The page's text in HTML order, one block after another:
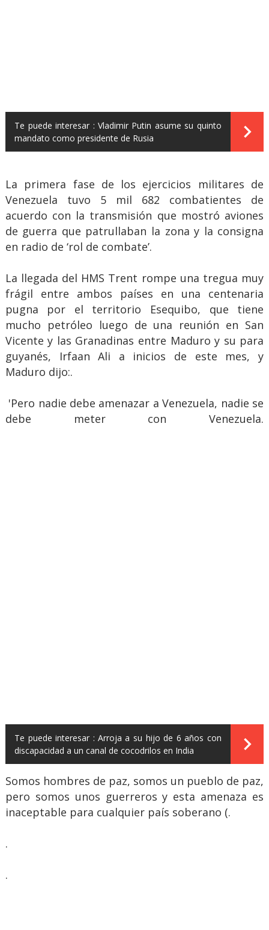
Te puede interesar : Vladimir Putin asume su quinto
mandato como presidente de Rusia
La primera fase de los ejercicios militares de
Venezuela tuvo 5 mil 682 combatientes de
acuerdo con la transmisión que mostró aviones
de guerra que patrullaban la zona y la consigna
en radio de ‘rol de combate’.
La llegada del HMS Trent rompe una tregua muy
frágil entre ambos países en una centenaria
pugna por el territorio Esequibo, que tiene
mucho petróleo luego de una reunión en San
Vicente y las Granadinas entre Maduro y su para
guyanés, Irfaan Ali a inicios de este mes, y
Maduro dijo:.
'Pero nadie debe amenazar a Venezuela, nadie se
debe meter con Venezuela.
Te puede interesar : Arroja a su hijo de 6 años con
discapacidad a un canal de cocodrilos en India
Somos hombres de paz, somos un pueblo de paz,
pero somos unos guerreros y esta amenaza es
inaceptable para cualquier país soberano (.
.
.